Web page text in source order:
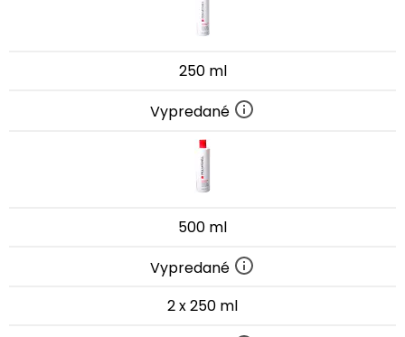
250 ml
Vypredané
500 ml
Vypredané
2 x 250 ml